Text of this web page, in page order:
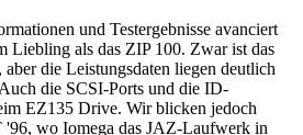
und Testergebnisse avanciert
Liebling als das ZIP 100. Zwar ist das
die Leistungsdaten liegen deutlich
die SCSI-Ports und die ID-
EZ135 Drive. Wir blicken jedoch
'96, wo Iomega das JAZ-Laufwerk in